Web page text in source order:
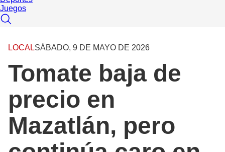
Juegos
LOCALSÁBADO, 9 DE MAYO DE 2026
Tomate baja de
precio en
Mazatlán, pero